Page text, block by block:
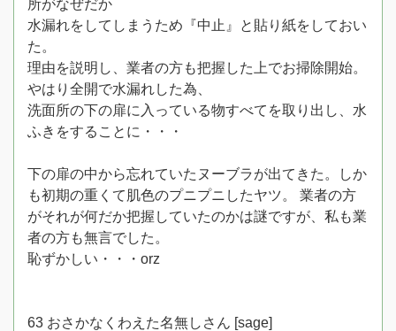
所がなぜだか
水漏れをしてしまうため『中止』と貼り紙をしておい
た。
理由を説明し、業者の方も把握した上でお掃除開始。
やはり全開で水漏れした為、
洗面所の下の扉に入っている物すべてを取り出し、水
ふきをすることに・・・
下の扉の中から忘れていたヌーブラが出てきた。しか
も初期の重くて肌色のプニプニしたヤツ。 業者の方
がそれが何だか把握していたのかは謎ですが、私も業
者の方も無言でした。
恥ずかしい・・・orz
63 おさかなくわえた名無しさん [sage]